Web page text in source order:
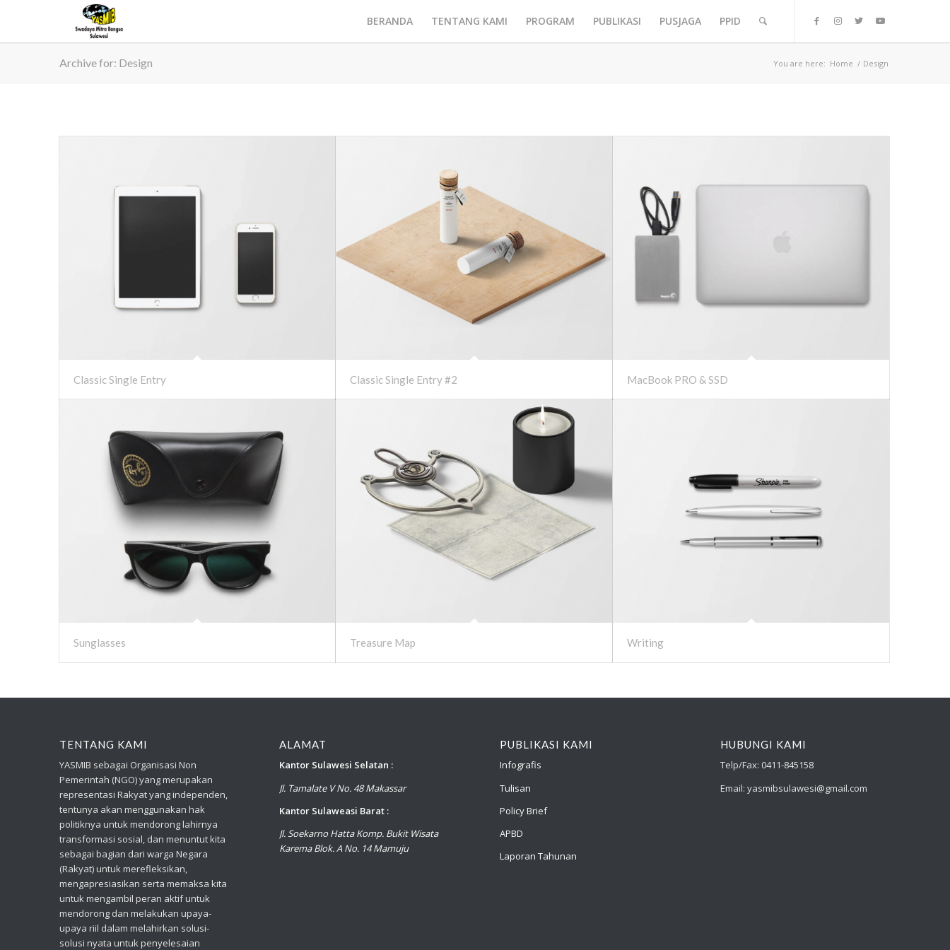
BERANDA TENTANG KAMI PROGRAM PUBLIKASI PUSJAGA PPID
Archive for: Design You are here: Home / Design
Classic Single Entry Classic Single Entry #2 MacBook PRO & SSD
Sunglasses Treasure Map Writing
TENTANG KAMI
YASMIB sebagai Organisasi Non
Pemerintah (NGO) yang merupakan
representasi Rakyat yang independen,
tentunya akan menggunakan hak
politiknya untuk mendorong lahirnya
transformasi sosial, dan menuntut kita
sebagai bagian dari warga Negara
(Rakyat) untuk merefleksikan,
mengapresiasikan serta memaksa kita
untuk mengambil peran aktif untuk
mendorong dan melakukan upaya-
upaya riil dalam melahirkan solusi-
solusi nyata untuk penyelesaian
ALAMAT
Kantor Sulawesi Selatan :
Jl. Tamalate V No. 48 Makassar
Kantor Sulaweasi Barat :
Jl. Soekarno Hatta Komp. Bukit Wisata
Karema Blok. A No. 14 Mamuju
PUBLIKASI KAMI
Infografis
Tulisan
Policy Brief
APBD
Laporan Tahunan
HUBUNGI KAMI
Telp/Fax: 0411-845158
Email: yasmibsulawesi@gmail.com